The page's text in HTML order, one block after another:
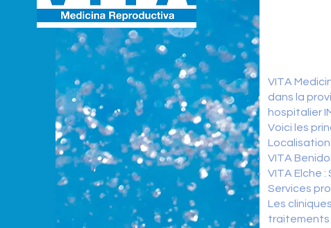
VITA
dans la
hospitalier
Voici les
VITA
VITA Elche :
Services
Les
traitements